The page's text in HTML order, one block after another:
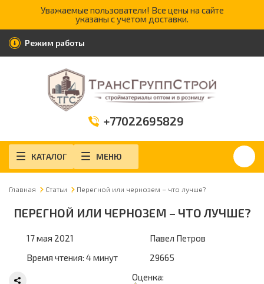
Уважаемые пользователи! Все цены на сайте
указаны с учетом доставки.
Режим работы
+77022695829
КАТАЛОГ МЕНЮ
Главная Статьи Перегной или чернозем – что лучше?
ПЕРЕГНОЙ ИЛИ ЧЕРНОЗЕМ – ЧТО ЛУЧШЕ?
17 мая 2021
Павел Петров
Время чтения: 4 минут
29665
Оценка: